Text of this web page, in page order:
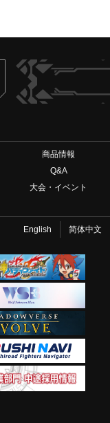
ヴァンガードch
商品情報
Q&A
大会・イベント
English 简体中文